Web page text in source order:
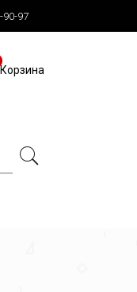
90-97
Корзина